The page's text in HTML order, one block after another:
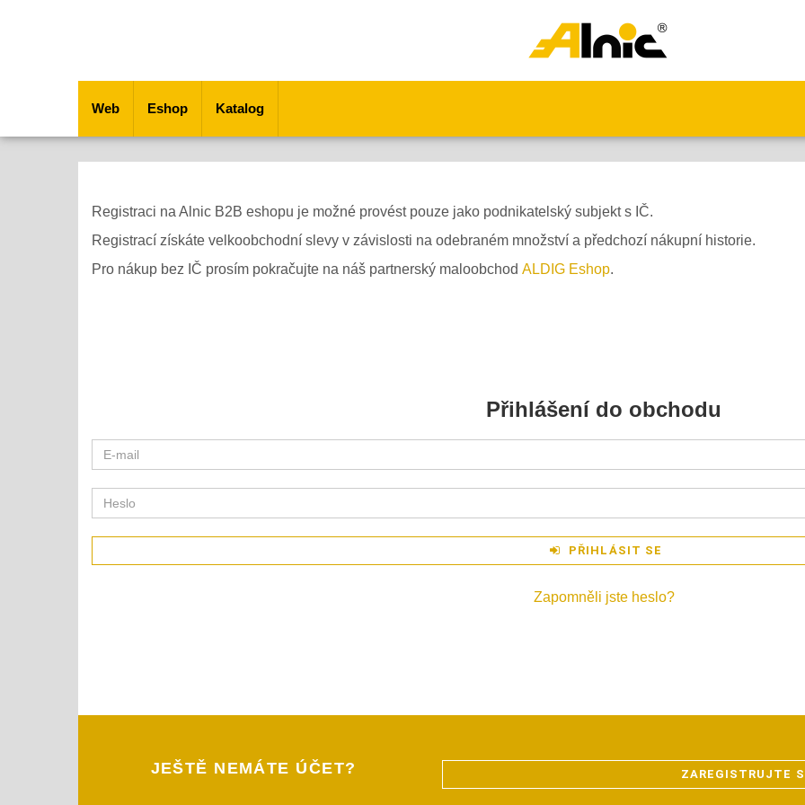
Web Eshop Katalog
Registraci na Alnic B2B eshopu je možné provést pouze jako podnikatelský subjekt s IČ.
Registrací získáte velkoobchodní slevy v závislosti na odebraném množství a předchozí nákupní historie.
Pro nákup bez IČ prosím pokračujte na náš partnerský maloobchod ALDIG Eshop.
Přihlášení do obchodu
PŘIHLÁSIT SE
Zapomněli jste heslo?
JEŠTĚ NEMÁTE ÚČET? ZAREGISTRUJTE